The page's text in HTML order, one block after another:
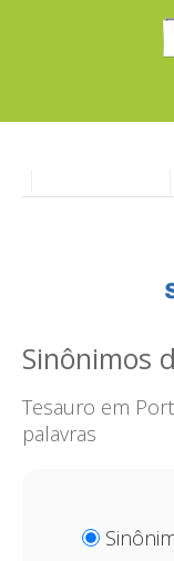
Sinônimos
Tesauro em
palavras